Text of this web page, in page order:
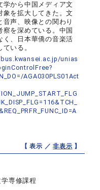
学から中国メディア文
象を拡大してきた。文
音声、映像との関わり
察を深めている。中国
く、日本華僑の音楽活
いる。
unias
AGA030PLS01Act
【 表示 ／非表示 】
専修課程